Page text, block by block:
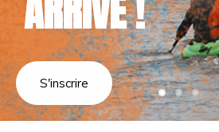
S'inscrire